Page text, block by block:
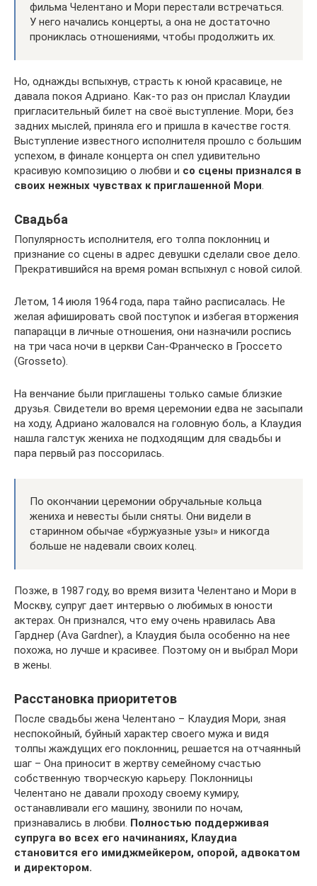
фильма Челентано и Мори перестали встречаться.
У него начались концерты, а она не достаточно
прониклась отношениями, чтобы продолжить их.
Но, однажды вспыхнув, страсть к юной красавице, не
давала покоя Адриано. Как-то раз он прислал Клаудии
пригласительный билет на своё выступление. Мори, без
задних мыслей, приняла его и пришла в качестве гостя.
Выступление известного исполнителя прошло с большим
успехом, в финале концерта он спел удивительно
красивую композицию о любви и со сцены признался в
своих нежных чувствах к приглашенной Мори.
Свадьба
Популярность исполнителя, его толпа поклонниц и
признание со сцены в адрес девушки сделали свое дело.
Прекратившийся на время роман вспыхнул с новой силой.
Летом, 14 июля 1964 года, пара тайно расписалась. Не
желая афишировать свой поступок и избегая вторжения
папарацци в личные отношения, они назначили роспись
на три часа ночи в церкви Сан-Франческо в Гроссето
(Grosseto).
На венчание были приглашены только самые близкие
друзья. Свидетели во время церемонии едва не засыпали
на ходу, Адриано жаловался на головную боль, а Клаудия
нашла галстук жениха не подходящим для свадьбы и
пара первый раз поссорилась.
По окончании церемонии обручальные кольца
жениха и невесты были сняты. Они видели в
старинном обычае «буржуазные узы» и никогда
больше не надевали своих колец.
Позже, в 1987 году, во время визита Челентано и Мори в
Москву, супруг дает интервью о любимых в юности
актерах. Он признался, что ему очень нравилась Ава
Гарднер (Ava Gardner), а Клаудия была особенно на нее
похожа, но лучше и красивее. Поэтому он и выбрал Мори
в жены.
Расстановка приоритетов
После свадьбы жена Челентано – Клаудия Мори, зная
неспокойный, буйный характер своего мужа и видя
толпы жаждущих его поклонниц, решается на отчаянный
шаг – Она приносит в жертву семейному счастью
собственную творческую карьеру. Поклонницы
Челентано не давали проходу своему кумиру,
останавливали его машину, звонили по ночам,
признавались в любви. Полностью поддерживая
супруга во всех его начинаниях, Клаудиа
становится его имиджмейкером, опорой, адвокатом
и директором.